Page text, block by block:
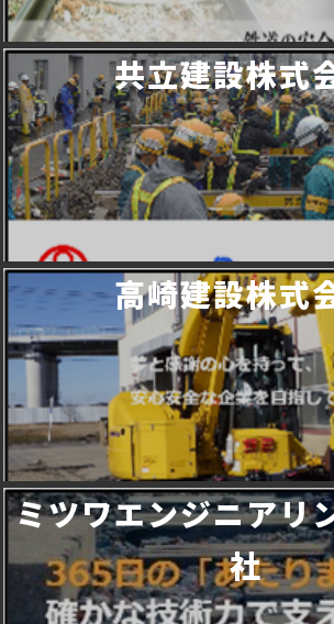
共立建設株式
高崎建設株式
ミツワエンジニアリ
社